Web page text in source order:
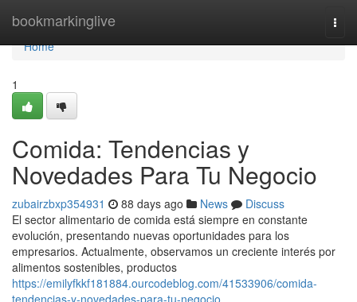
bookmarkinglive
Home
Home
1
Comida: Tendencias y
Novedades Para Tu Negocio
zubairzbxp354931 88 days ago News
Discuss
El sector alimentario de comida está siempre en constante
evolución, presentando nuevas oportunidades para los
empresarios. Actualmente, observamos un creciente interés por
alimentos sostenibles, productos
https://emilyfkkf181884.ourcodeblog.com/41533906/comida-
tendencias-y-novedades-para-tu-negocio